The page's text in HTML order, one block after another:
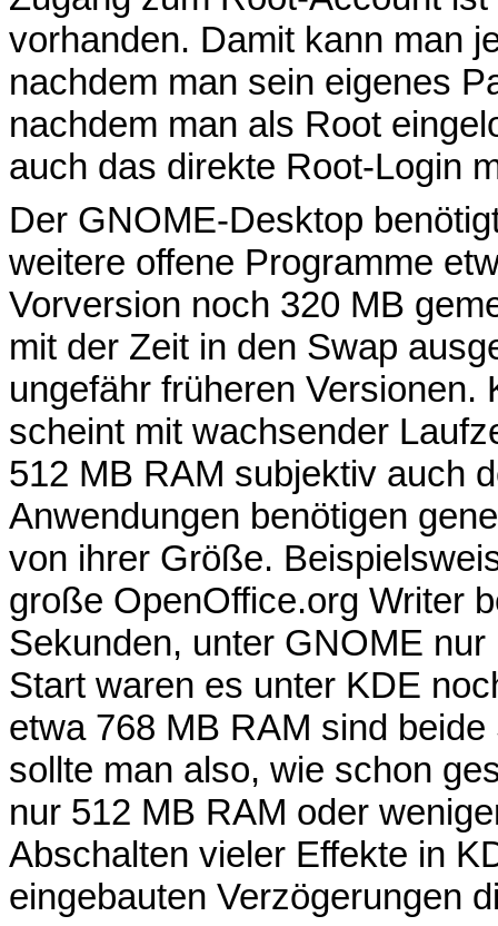
vorhanden. Damit kann man
nachdem man sein eigenes
nachdem man als Root
auch das direkte Root-Login
Der GNOME-Desktop
weitere offene Programme
Vorversion noch 320 MB
mit der Zeit in den Swap
ungefähr früheren
scheint mit wachsender
512 MB RAM subjektiv auch
Anwendungen benötigen
von ihrer Größe.
große OpenOffice.org Writer
Sekunden, unter GNOME
Start waren es unter KDE
etwa 768 MB RAM sind
sollte man also, wie schon
nur 512 MB RAM oder
Abschalten vieler Effekte in
eingebauten Verzögerungen